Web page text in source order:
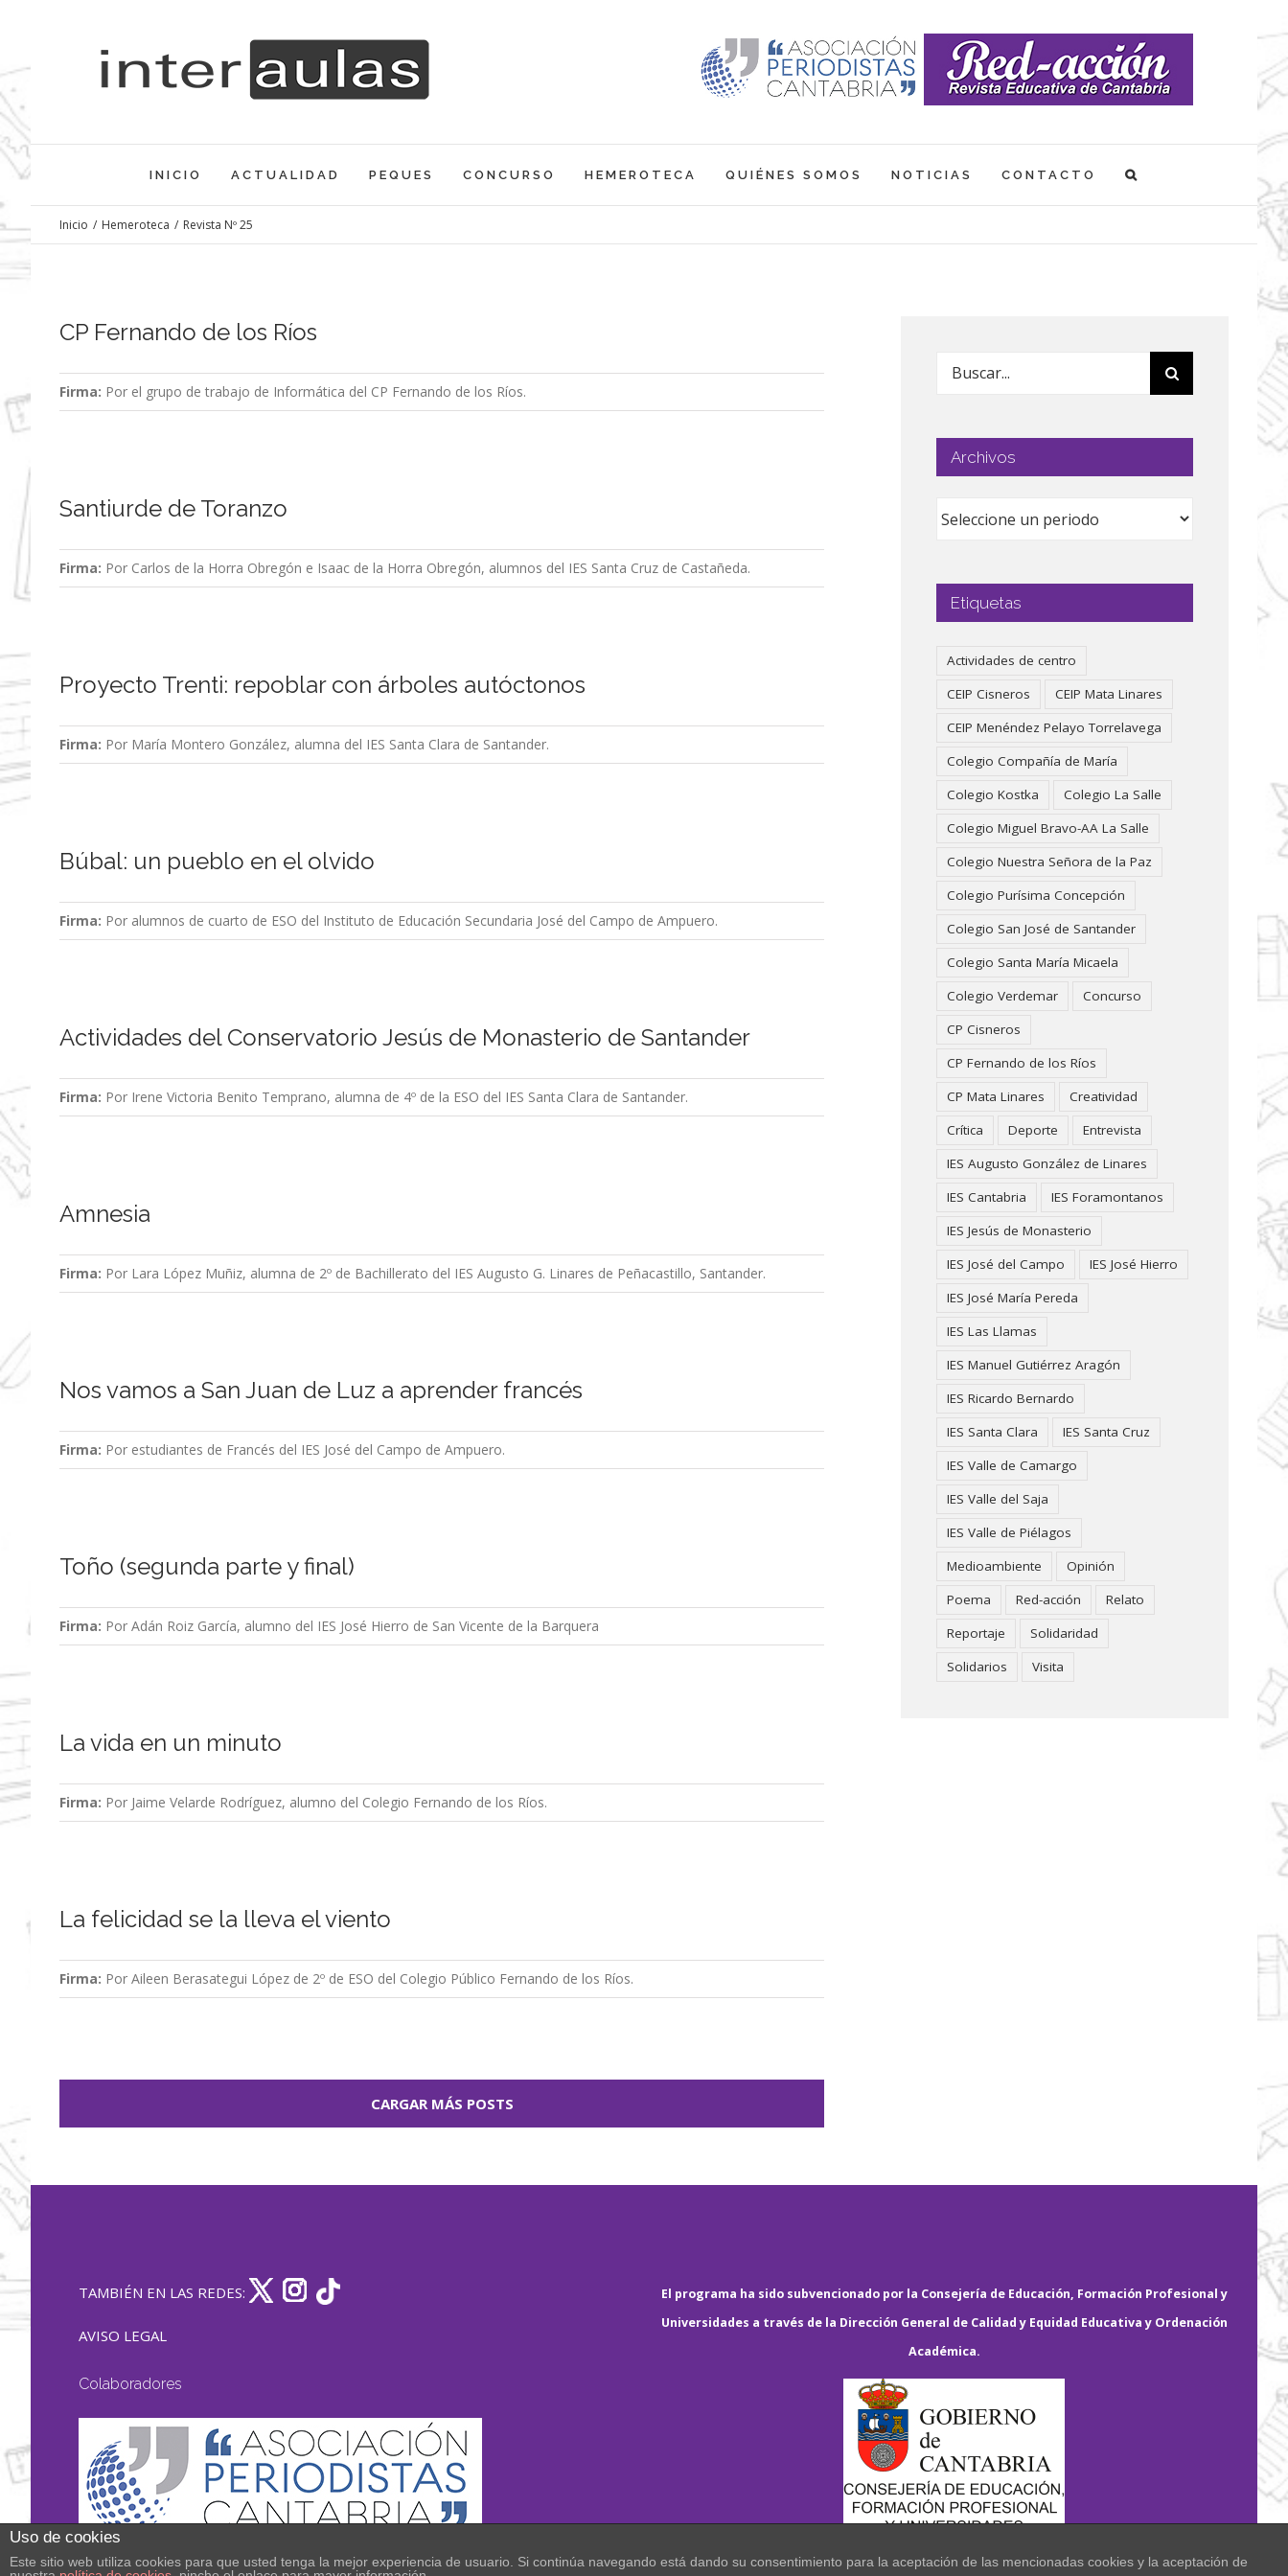
contenido
INICIO ACTUALIDAD PEQUES CONCURSO HEMEROTECA QUIÉNES SOMOS NOTICIAS CONTACTO
Inicio / Hemeroteca / Revista Nº 25
CP Fernando de los Ríos
Firma: Por el grupo de trabajo de Informática del CP Fernando de los Ríos.
Santiurde de Toranzo
Firma: Por Carlos de la Horra Obregón e Isaac de la Horra Obregón, alumnos del IES Santa Cruz de Castañeda.
Proyecto Trenti: repoblar con árboles autóctonos
Firma: Por María Montero González, alumna del IES Santa Clara de Santander.
Búbal: un pueblo en el olvido
Firma: Por alumnos de cuarto de ESO del Instituto de Educación Secundaria José del Campo de Ampuero.
Actividades del Conservatorio Jesús de Monasterio de Santander
Firma: Por Irene Victoria Benito Temprano, alumna de 4º de la ESO del IES Santa Clara de Santander.
Amnesia
Firma: Por Lara López Muñiz, alumna de 2º de Bachillerato del IES Augusto G. Linares de Peñacastillo, Santander.
Nos vamos a San Juan de Luz a aprender francés
Firma: Por estudiantes de Francés del IES José del Campo de Ampuero.
Toño (segunda parte y final)
Firma: Por Adán Roiz García, alumno del IES José Hierro de San Vicente de la Barquera
La vida en un minuto
Firma: Por Jaime Velarde Rodríguez, alumno del Colegio Fernando de los Ríos.
La felicidad se la lleva el viento
Firma: Por Aileen Berasategui López de 2º de ESO del Colegio Público Fernando de los Ríos.
CARGAR MÁS POSTS
Buscar:
Archivos
Etiquetas
Actividades de centro
CEIP Cisneros
CEIP Mata Linares
CEIP Menéndez Pelayo Torrelavega
Colegio Compañía de María
Colegio Kostka
Colegio La Salle
Colegio Miguel Bravo-AA La Salle
Colegio Nuestra Señora de la Paz
Colegio Purísima Concepción
Colegio San José de Santander
Colegio Santa María Micaela
Colegio Verdemar
Concurso
CP Cisneros
CP Fernando de los Ríos
CP Mata Linares
Creatividad
Crítica
Deporte
Entrevista
IES Augusto González de Linares
IES Cantabria
IES Foramontanos
IES Jesús de Monasterio
IES José del Campo
IES José Hierro
IES José María Pereda
IES Las Llamas
IES Manuel Gutiérrez Aragón
IES Ricardo Bernardo
IES Santa Clara
IES Santa Cruz
IES Valle de Camargo
IES Valle del Saja
IES Valle de Piélagos
Medioambiente
Opinión
Poema
Red-acción
Relato
Reportaje
Solidaridad
Solidarios
Visita
TAMBIÉN EN LAS REDES:
AVISO LEGAL
Colaboradores
El programa ha sido subvencionado por la Consejería de Educación, Formación Profesional y
Universidades a través de la Dirección General de Calidad y Equidad Educativa y Ordenación
Académica.
Uso de cookies
Este sitio web utiliza cookies para que usted tenga la mejor experiencia de usuario. Si continúa navegando está dando su consentimiento para la aceptación de las mencionadas cookies y la aceptación de